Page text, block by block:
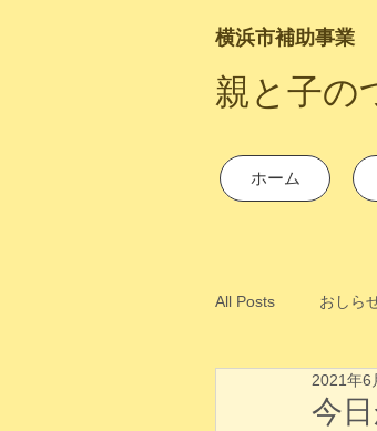
横浜市補助事業
親と子の
ホーム
All Posts おしら
今
2021年6